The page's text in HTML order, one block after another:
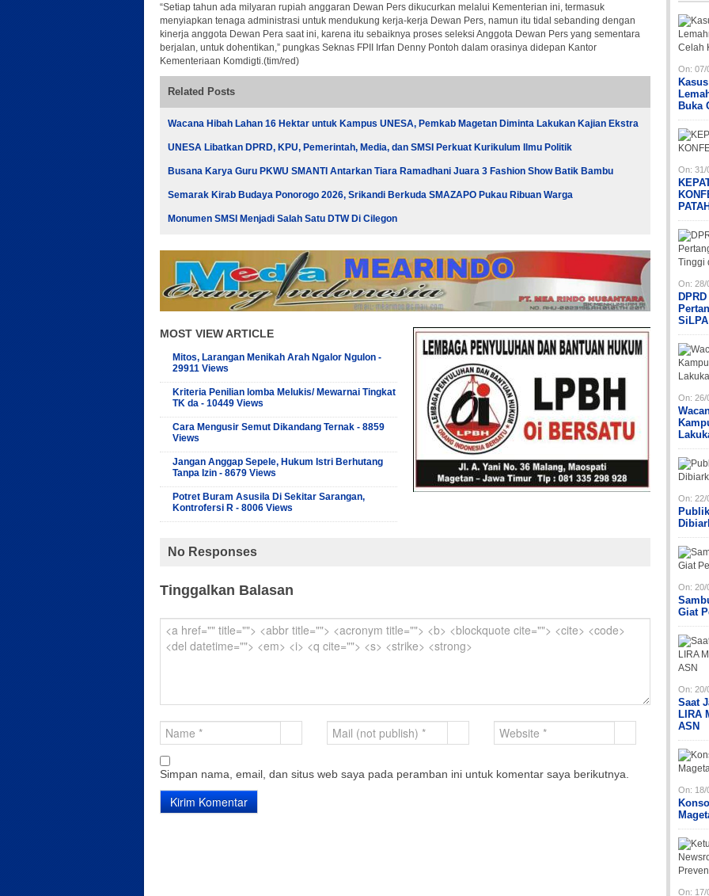
“Setiap tahun ada milyaran rupiah anggaran Dewan Pers dikucurkan melalui Kementerian ini, termasuk
menyiapkan tenaga administrasi untuk mendukung kerja-kerja Dewan Pers, namun itu tidal sebanding dengan
kinerja anggota Dewan Pera saat ini, karena itu sebaiknya proses seleksi Anggota Dewan Pers yang sementara
berjalan, untuk dohentikan,” pungkas Seknas FPII Irfan Denny Pontoh dalam orasinya didepan Kantor
Kementeriaan Komdigti.(tim/red)
Related Posts
Wacana Hibah Lahan 16 Hektar untuk Kampus UNESA, Pemkab Magetan Diminta Lakukan Kajian Ekstra
UNESA Libatkan DPRD, KPU, Pemerintah, Media, dan SMSI Perkuat Kurikulum Ilmu Politik
Busana Karya Guru PKWU SMANTI Antarkan Tiara Ramadhani Juara 3 Fashion Show Batik Bambu
Semarak Kirab Budaya Ponorogo 2026, Srikandi Berkuda SMAZAPO Pukau Ribuan Warga
Monumen SMSI Menjadi Salah Satu DTW Di Cilegon
MOST VIEW ARTICLE
Mitos, Larangan Menikah Arah Ngalor Ngulon -
29911 Views
Kriteria Penilian lomba Melukis/ Mewarnai Tingkat
TK da - 10449 Views
Cara Mengusir Semut Dikandang Ternak - 8859
Views
Jangan Anggap Sepele, Hukum Istri Berhutang
Tanpa Izin - 8679 Views
Potret Buram Asusila Di Sekitar Sarangan,
Kontrofersi R - 8006 Views
No Responses
Tinggalkan Balasan
Simpan nama, email, dan situs web saya pada peramban ini untuk komentar saya berikutnya.
On: 07/
Buka
On: 31/
PATAH
On: 28/
On: 26/
On: 22/
On: 20/
Giat
On: 20/
Saat
LIRA
ASN
On: 18/
On: 17/